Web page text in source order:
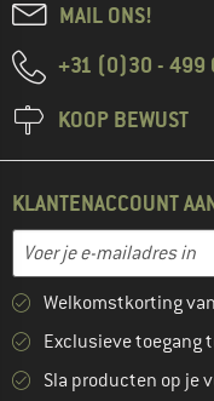
MAIL ONS!
+31 (0)30 - 499
KOOP BEWUST
KLANTENACCOUNT
E-mailadres
Vul je e-mailadres hier
Welkomstkorting
Exclusieve toegang
Sla producten op je